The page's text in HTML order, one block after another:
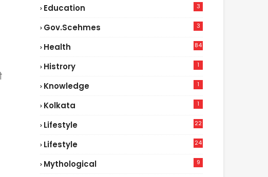
Education 3
Gov.scehmes 3
Health
84
Histrory 1
Knowledge 1
Kolkata 1
Lifestyle
22
Lifestyle
24
Mythological 9